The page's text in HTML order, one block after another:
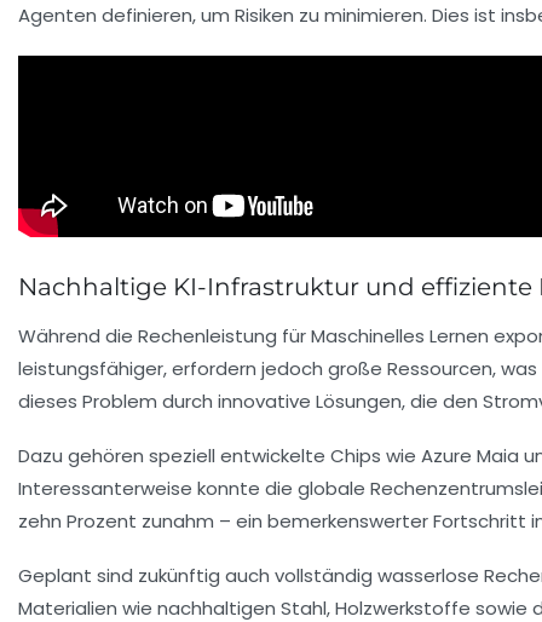
Agenten definieren, um Risiken zu minimieren. Dies ist
Nachhaltige KI-Infrastruktur und
Während die Rechenleistung für Maschinelles Lernen
leistungsfähiger, erfordern jedoch große Ressourcen,
dieses Problem durch innovative Lösungen, die den
Dazu gehören speziell entwickelte Chips wie Azure Maia
Interessanterweise konnte die globale
zehn Prozent zunahm – ein bemerkenswerter Fortschritt
Geplant sind zukünftig auch vollständig wasserlose
Materialien wie nachhaltigen Stahl, Holzwerkstoffe sowie